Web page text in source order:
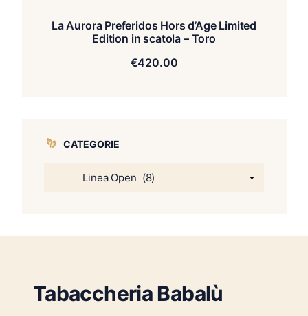
La Aurora Preferidos Hors d’Age Limited
Edition in scatola – Toro
€420.00
CATEGORIE
Tabaccheria Babalù